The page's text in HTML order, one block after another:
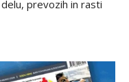
prevozih in rasti